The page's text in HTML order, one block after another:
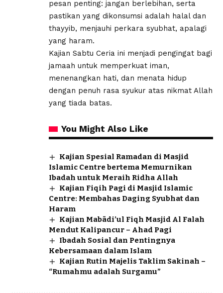
pesan penting: jangan berlebihan, serta
pastikan yang dikonsumsi adalah halal dan
thayyib, menjauhi perkara syubhat, apalagi
yang haram.
Kajian Sabtu Ceria ini menjadi pengingat bagi
jamaah untuk memperkuat iman,
menenangkan hati, dan menata hidup
dengan penuh rasa syukur atas nikmat Allah
yang tiada batas.
You Might Also Like
Kajian Spesial Ramadan di Masjid
Islamic Centre bertema Memurnikan
Ibadah untuk Meraih Ridha Allah
Kajian Fiqih Pagi di Masjid Islamic
Centre: Membahas Daging Syubhat dan
Haram
Kajian Mabādi’ul Fiqh Masjid Al Falah
Mendut Kalipancur – Ahad Pagi
Ibadah Sosial dan Pentingnya
Kebersamaan dalam Islam
Kajian Rutin Majelis Taklim Sakinah –
“Rumahmu adalah Surgamu”